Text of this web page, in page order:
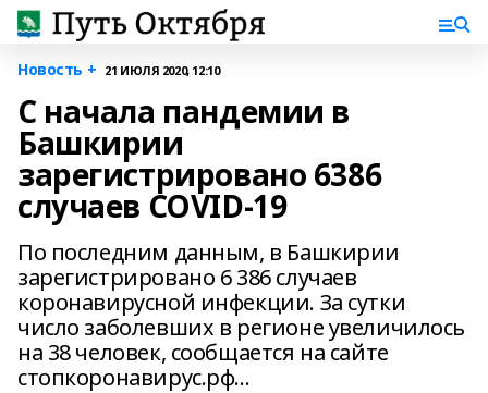
Новость + 21 ИЮЛЯ 2020, 12:10
С начала пандемии в
Башкирии
зарегистрировано 6386
случаев COVID-19
По последним данным, в Башкирии
зарегистрировано 6 386 случаев
коронавирусной инфекции. За сутки
число заболевших в регионе увеличилось
на 38 человек, сообщается на сайте
стопкоронавирус.рф...